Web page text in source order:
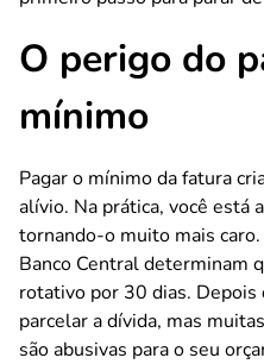
O perigo do
mínimo
Pagar o mínimo da fatura
alívio. Na prática, você está
tornando-o muito mais
Banco Central determinam
rotativo por 30 dias. Depois
parcelar a dívida, mas
são abusivas para o seu